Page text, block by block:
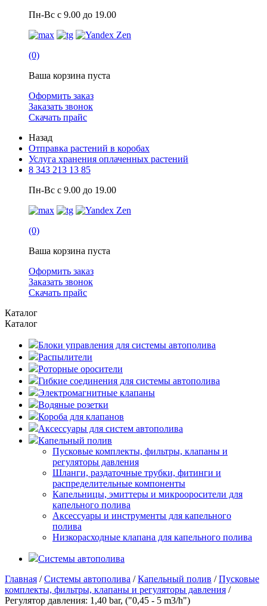
Пн-Вс с 9.00 до 19.00
(0)
Ваша корзина пуста
Оформить заказ
Заказать звонок
Скачать прайс
Назад
Отправка растений в коробах
Услуга хранения оплаченных растений
8 343 213 13 85
Пн-Вс с 9.00 до 19.00
(0)
Ваша корзина пуста
Оформить заказ
Заказать звонок
Скачать прайс
Каталог
Каталог
Блоки управления для системы автополива
Распылители
Роторные оросители
Гибкие соединения для системы автополива
Электромагнитные клапаны
Водяные розетки
Короба для клапанов
Аксессуары для систем автополива
Капельный полив
Пусковые комплекты, фильтры, клапаны и
регуляторы давления
Шланги, раздаточные трубки, фитинги и
распределительные компоненты
Капельницы, эмиттеры и микрооросители для
капельного полива
Аксессуары и инструменты для капельного
полива
Низкорасходные клапана для капельного полива
Системы автополива
Главная /Системы автополива /Капельный полив /Пусковые
комплекты, фильтры, клапаны и регуляторы давления /
Регулятор давления: 1,40 bar, ("0,45 - 5 m3/h")